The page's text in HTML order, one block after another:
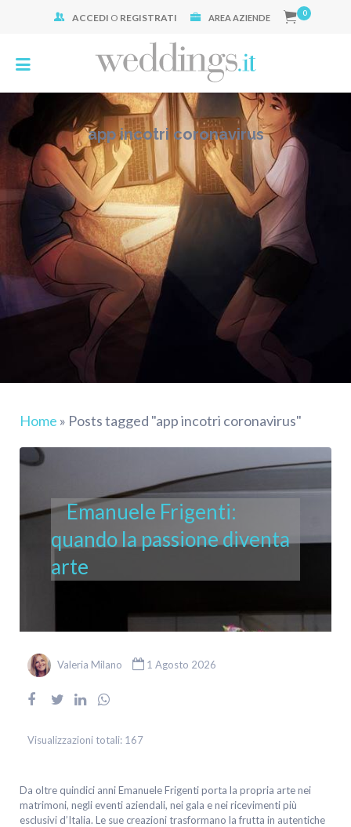
ACCEDI O REGISTRATI AREA AZIENDE 0
app incotri coronavirus
Home » Posts tagged "app incotri coronavirus"
Emanuele Frigenti:
quando la passione diventa
arte
Valeria Milano 1 Agosto 2026
Visualizzazioni totali: 167
Da oltre quindici anni Emanuele Frigenti porta la propria arte nei
matrimoni, negli eventi aziendali, nei gala e nei ricevimenti più
esclusivi d’Italia. Le sue creazioni trasformano la frutta in autentiche